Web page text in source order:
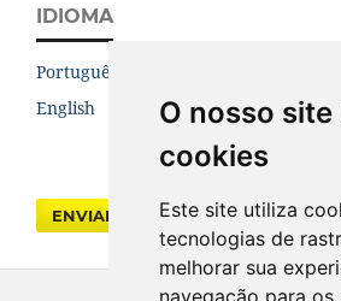
O nosso site
cookies
Este site utiliza
tecnologias de
melhorar sua
navegação para os
IDIOMA
Português (Brasil)
English
ENVIAR SUBMISSÃO